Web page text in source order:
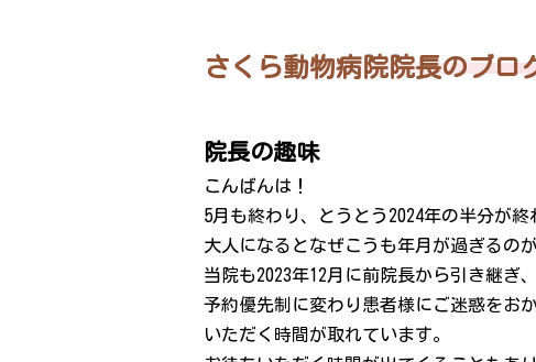
さくら動物病院院長のブロ
院長の趣味
こんばんは！
5月も終わり、とうとう2024年の半分が終
大人になるとなぜこうも年月が過ぎるの
当院も2023年12月に前院長から引き継ぎ
予約優先制に変わり患者様にご迷惑をお
いただく時間が取れています。